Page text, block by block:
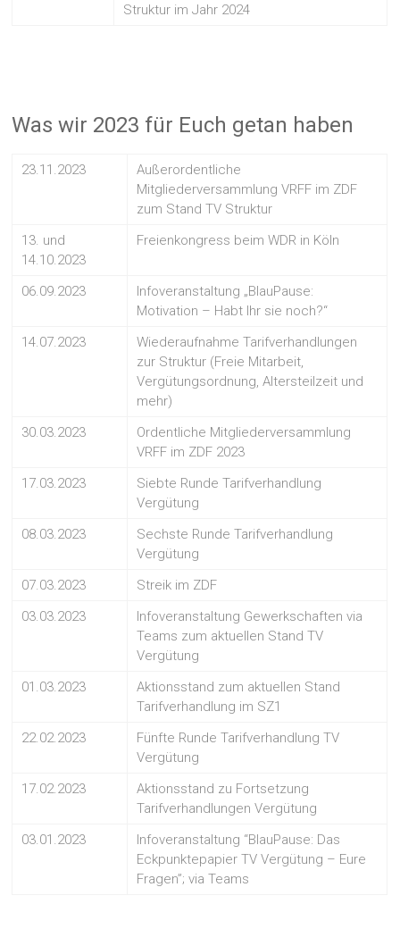
Struktur im Jahr 2024
Was wir 2023 für Euch getan haben
23.11.2023
Außerordentliche
Mitgliederversammlung VRFF im ZDF
zum Stand TV Struktur
13. und
14.10.2023
Freienkongress beim WDR in Köln
06.09.2023
Infoveranstaltung „BlauPause:
Motivation – Habt Ihr sie noch?“
14.07.2023
Wiederaufnahme Tarifverhandlungen
zur Struktur (Freie Mitarbeit,
Vergütungsordnung, Altersteilzeit und
mehr)
30.03.2023
Ordentliche Mitgliederversammlung
VRFF im ZDF 2023
17.03.2023
Siebte Runde Tarifverhandlung
Vergütung
08.03.2023
Sechste Runde Tarifverhandlung
Vergütung
07.03.2023
Streik im ZDF
03.03.2023
Infoveranstaltung Gewerkschaften via
Teams zum aktuellen Stand TV
Vergütung
01.03.2023
Aktionsstand zum aktuellen Stand
Tarifverhandlung im SZ1
22.02.2023
Fünfte Runde Tarifverhandlung TV
Vergütung
17.02.2023
Aktionsstand zu Fortsetzung
Tarifverhandlungen Vergütung
03.01.2023
Infoveranstaltung “BlauPause: Das
Eckpunktepapier TV Vergütung – Eure
Fragen”; via Teams